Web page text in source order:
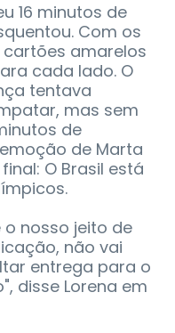
16 minutos de
Com os
amarelos
cada lado. O
tentava
mas sem
de
de Marta
O Brasil está
o nosso jeito de
não vai
entrega para o
disse Lorena em